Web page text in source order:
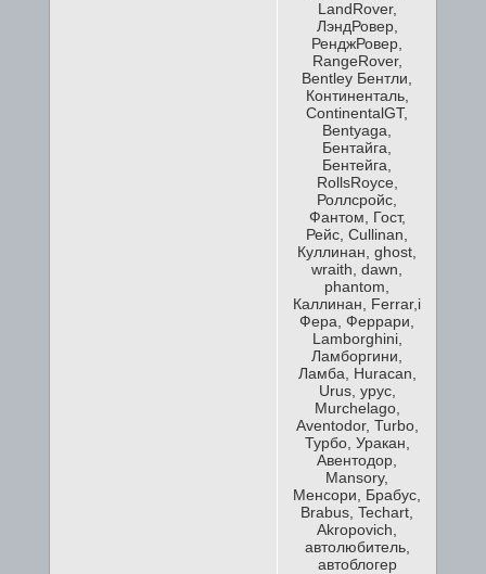
LandRover,
ЛэндРовер,
РенджРовер,
RangeRover,
Bentley Бентли,
Континенталь,
ContinentalGT,
Bentyaga,
Бентайга,
Бентейга,
RollsRoyce,
Роллсройс,
Фантом, Гост,
Рейс, Cullinan,
Куллинан, ghost,
wraith, dawn,
phantom,
Каллинан, Ferrar,i
Фера, Феррари,
Lamborghini,
Ламборгини,
Ламба, Huracan,
Urus, урус,
Murchelago,
Aventodor, Turbo,
Турбо, Уракан,
Авентодор,
Mansory,
Менсори, Брабус,
Brabus, Techart,
Akropovich,
автолюбитель,
автоблогер